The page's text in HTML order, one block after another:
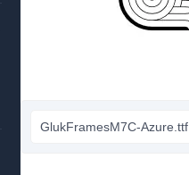
GlukFramesM7C-Azure.ttf